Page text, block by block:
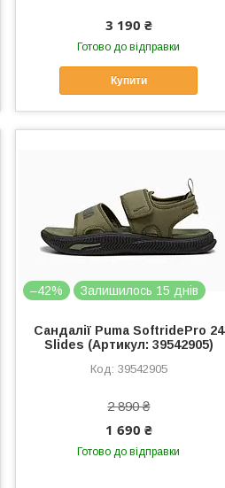
3 190 ₴
Готово до відправки
Купити
–42% Залишилось 15 днів
Сандалії Puma SoftridePro 24
Slides (Артикул: 39542905)
39542905
2 890 ₴
1 690 ₴
Готово до відправки